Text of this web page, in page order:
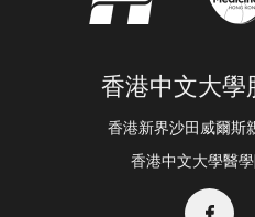
香港中文大學
香港新界沙田威爾斯
香港中文大學醫